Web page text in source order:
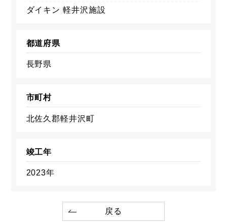
ダイキン 軽井沢施設
都道府県
長野県
市町村
北佐久郡軽井沢町
竣工年
2023年
戻る